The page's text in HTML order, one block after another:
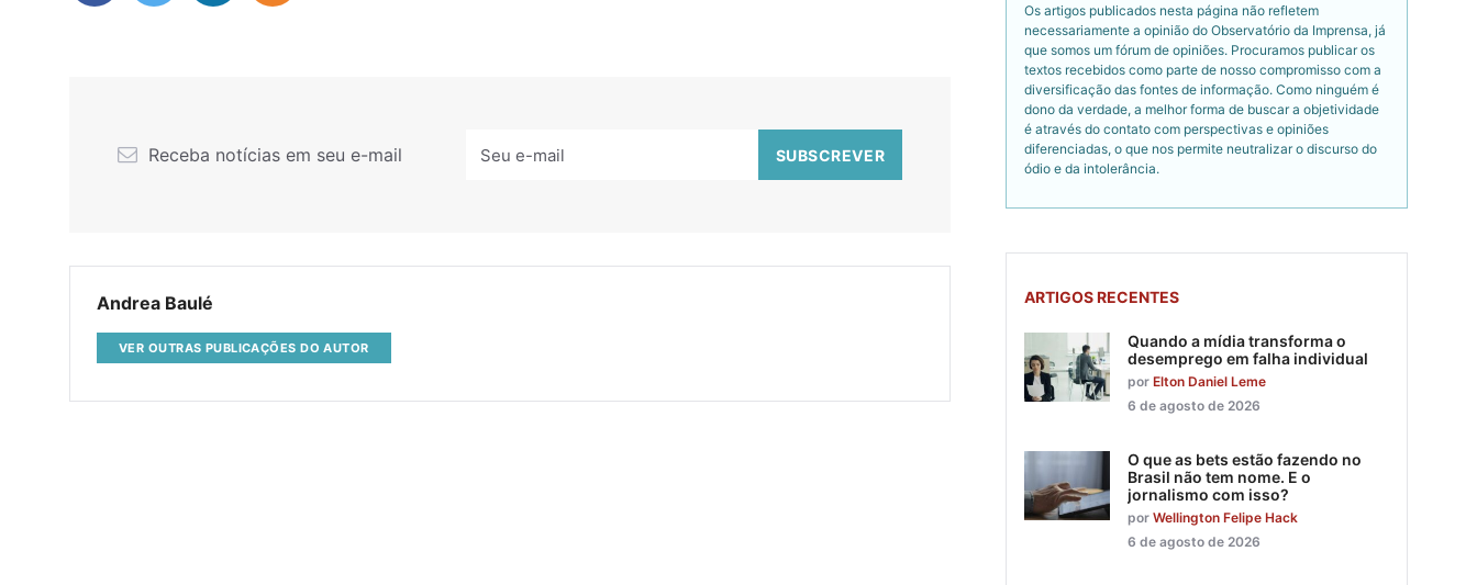
Receba notícias em seu e-mail
Andrea Baulé
VER OUTRAS PUBLICAÇÕES DO AUTOR
Os artigos publicados nesta página não refletem
necessariamente a opinião do Observatório da Imprensa, já
que somos um fórum de opiniões. Procuramos publicar os
textos recebidos como parte de nosso compromisso com a
diversificação das fontes de informação. Como ninguém é
dono da verdade, a melhor forma de buscar a objetividade
é através do contato com perspectivas e opiniões
diferenciadas, o que nos permite neutralizar o discurso do
ódio e da intolerância.
ARTIGOS RECENTES
Quando a mídia transforma o
desemprego em falha individual
por Elton Daniel Leme
6 de agosto de 2026
O que as bets estão fazendo no
Brasil não tem nome. E o
jornalismo com isso?
por Wellington Felipe Hack
6 de agosto de 2026